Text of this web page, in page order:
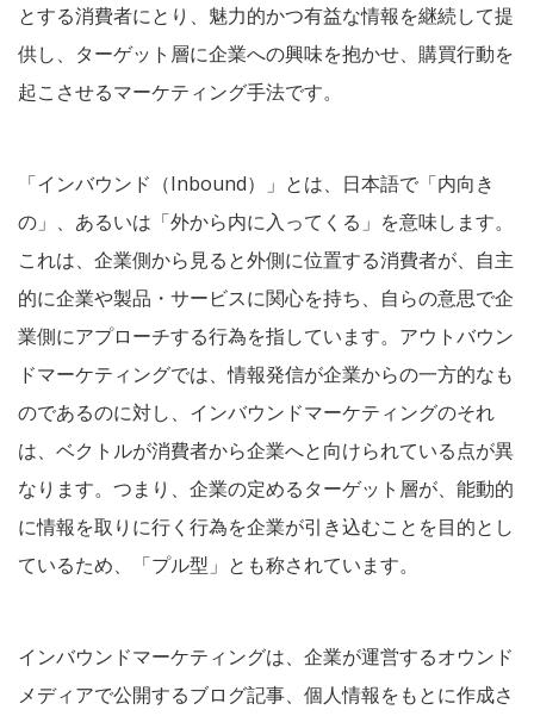
とする消費者にとり、魅力的かつ有益な情報を継続して提
供し、ターゲット層に企業への興味を抱かせ、購買行動を
起こさせるマーケティング手法です。
「インバウンド（Inbound）」とは、日本語で「内向き
の」、あるいは「外から内に入ってくる」を意味します。
これは、企業側から見ると外側に位置する消費者が、自主
的に企業や製品・サービスに関心を持ち、自らの意思で企
業側にアプローチする行為を指しています。アウトバウン
ドマーケティングでは、情報発信が企業からの一方的なも
のであるのに対し、インバウンドマーケティングのそれ
は、ベクトルが消費者から企業へと向けられている点が異
なります。つまり、企業の定めるターゲット層が、能動的
に情報を取りに行く行為を企業が引き込むことを目的とし
ているため、「プル型」とも称されています。
インバウンドマーケティングは、企業が運営するオウンド
メディアで公開するブログ記事、個人情報をもとに作成さ